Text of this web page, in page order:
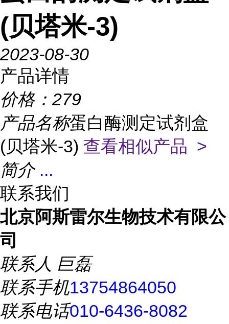
(贝塔米-3)
2023-08-30
产品详情
价格： 279
产品名称蛋白酶测定试剂盒
(贝塔米-3) 查看相似产品 >
简介 ...
联系我们
北京阿斯雷尔生物技术有限公
司
联系人 巨磊
联系手机13754864050
联系电话010-6436-8082